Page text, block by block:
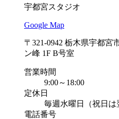
宇都宮スタジオ
Google Map
〒321-0942 栃木県宇都宮
ン峰 1F B号室
営業時間
9:00～18:00
定休日
毎週水曜日（祝日は
電話番号